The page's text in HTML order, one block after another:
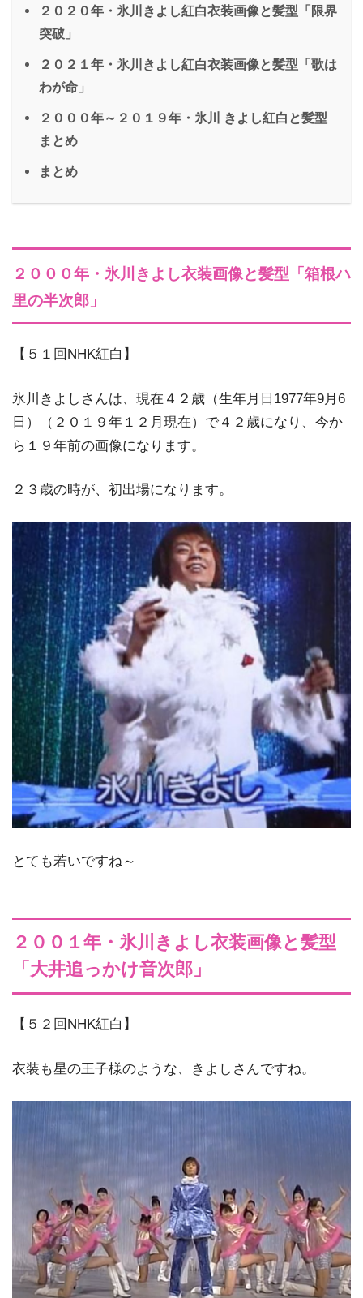
２０２０年・氷川きよし紅白衣装画像と髪型「限界
突破」
２０２１年・氷川きよし紅白衣装画像と髪型「歌は
わが命」
２０００年～２０１９年・氷川 きよし紅白と髪型
まとめ
まとめ
２０００年・氷川きよし衣装画像と髪型「箱根ハ
里の半次郎」
【５１回NHK紅白】
氷川きよしさんは、現在４２歳（生年月日1977年9月6
日）（２０１９年１２月現在）で４２歳になり、今か
ら１９年前の画像になります。
２３歳の時が、初出場になります。
とても若いですね～
２００１年・氷川きよし衣装画像と髪型
「大井追っかけ音次郎」
【５２回NHK紅白】
衣装も星の王子様のような、きよしさんですね。